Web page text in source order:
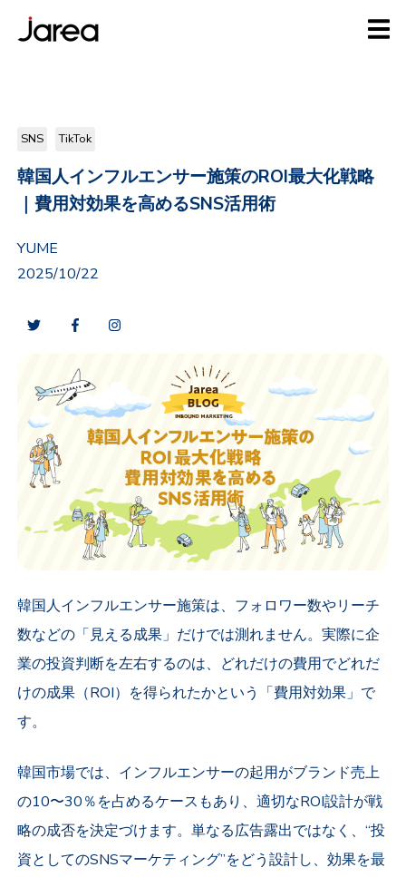
SNS TikTok
韓国人インフルエンサー施策のROI最大化戦略
｜費用対効果を高めるSNS活用術
YUME
2025/10/22
韓国人インフルエンサー施策は、フォロワー数やリーチ
数などの「見える成果」だけでは測れません。実際に企
業の投資判断を左右するのは、どれだけの費用でどれだ
けの成果（ROI）を得られたかという「費用対効果」で
す。
韓国市場では、 インフルエンサーの起用がブランド売上
の10〜30％を占めるケースもあり、適切なROI設計が戦
略の成否を決定づけます。単なる広告露出ではなく、“投
資としてのSNSマーケティング”をどう設計し、効果を最